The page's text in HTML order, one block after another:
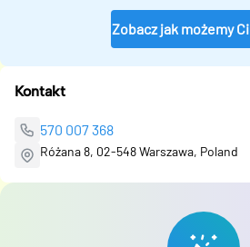
Zobacz jak możemy
Kontakt
570 007 368
Różana 8, 02-548 Warszawa, Poland